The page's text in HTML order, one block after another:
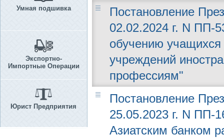
Умная подшивка
Экспортно-
Импортные Операции
Юрист Предприятия
Постановление
02.02.2024 г. N ПП-
обучению
учреждений
профессиям"
Постановление
25.05.2023 г. N ПП-
Азиатским банком